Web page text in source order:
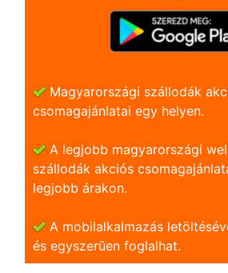
Magyarországi szállodák
csomagajánlatai egy helyen.
A legjobb magyarországi
szállodák akciós
legjobb árakon.
A mobilalkalmazás
és egyszerũen foglalhat.